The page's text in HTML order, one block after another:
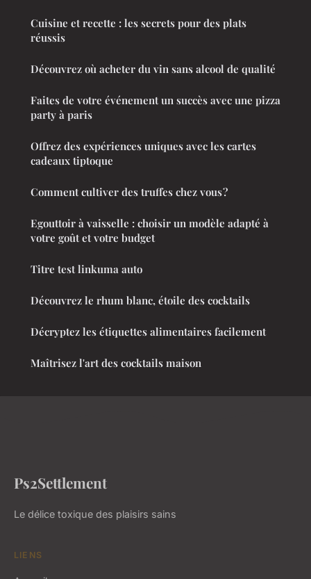
Cuisine et recette : les secrets pour des plats
réussis
Découvrez où acheter du vin sans alcool de qualité
Faites de votre événement un succès avec une pizza
party à paris
Offrez des expériences uniques avec les cartes
cadeaux tiptoque
Comment cultiver des truffes chez vous ?
Egouttoir à vaisselle : choisir un modèle adapté à
votre goût et votre budget
Titre test linkuma auto
Découvrez le rhum blanc, étoile des cocktails
Décryptez les étiquettes alimentaires facilement
Maîtrisez l'art des cocktails maison
Ps2Settlement
Le délice toxique des plaisirs sains
LIENS